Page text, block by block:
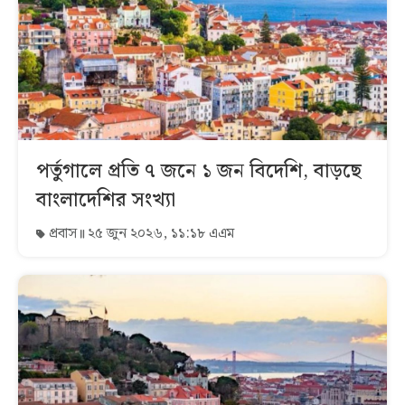
পর্তুগালে প্রতি ৭ জনে ১ জন বিদেশি, বাড়ছে
বাংলাদেশির সংখ্যা
প্রবাস ২৫ জুন ২০২৬, ১১:১৮ এএম